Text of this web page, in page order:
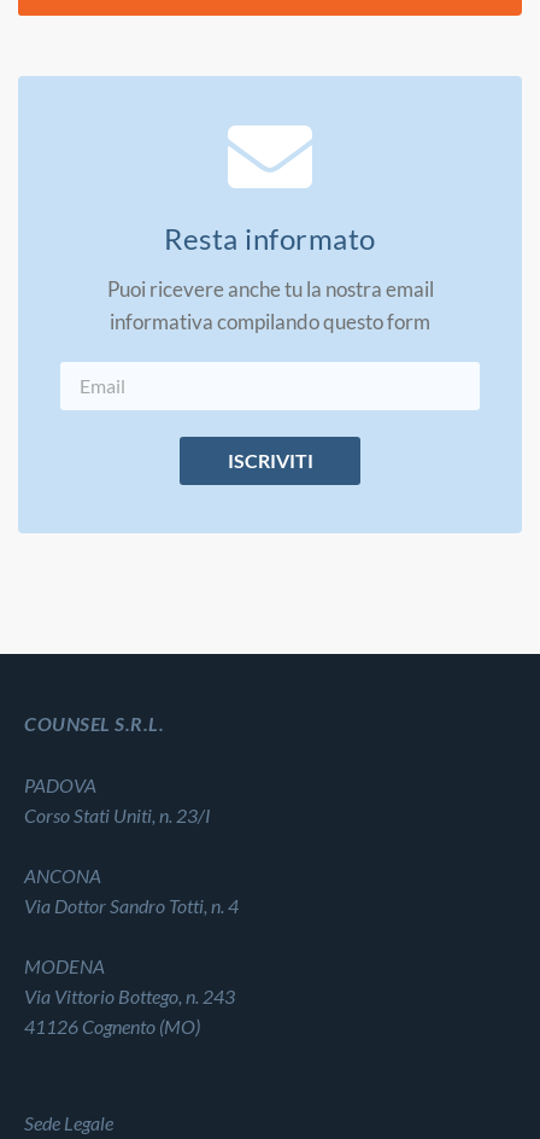
Resta informato
Puoi ricevere anche tu la nostra email
informativa compilando questo form
ISCRIVITI
COUNSEL S.R.L.
PADOVA
Corso Stati Uniti, n. 23/I
ANCONA
Via Dottor Sandro Totti, n. 4
MODENA
Via Vittorio Bottego, n. 243
41126 Cognento (MO)
Sede Legale